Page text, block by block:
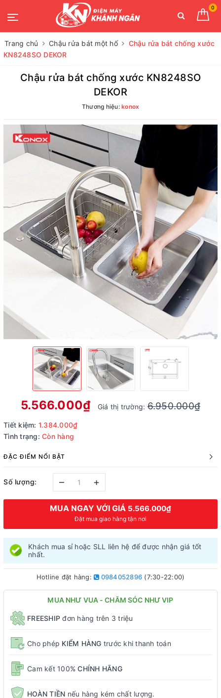
0
Trang chủ Chậu rửa bát một hố
Chậu rửa bát chống xước
KN8248SO DEKOR
Chậu rửa bát chống xước KN8248SO
DEKOR
Thương hiệu: konox
5.566.000₫ Giá thị trường:6.950.000₫
Tiết kiệm: 1.384.000₫
Tình trạng: Còn hàng
ĐẶC ĐIỂM NỔI BẬT
Số lượng: – +
MUA NGAY VỚI GIÁ 5.566.000₫
Đặt mua giao hàng tận nơi
Khách mua sỉ hoặc SLL liên hệ để được nhận giá tốt
nhất.
Hotline đặt hàng: 0984052896 (7:30-22:00)
MUA NHƯ VUA - CHĂM SÓC NHƯ VIP
FREESHIP đơn hàng trên 3 triệu
Cho phép KIỂM HÀNG trước khi thanh toán
Cam kết 100% CHÍNH HÃNG
HOÀN TIỀN nếu hàng kém chất lượng.